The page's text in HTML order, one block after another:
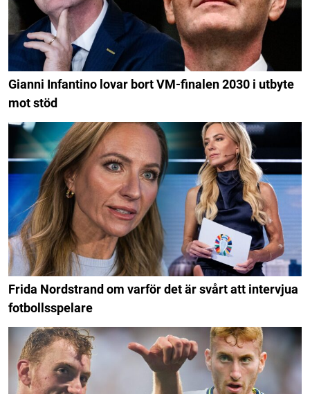
Gianni Infantino lovar bort VM-finalen 2030 i utbyte
mot stöd
Frida Nordstrand om varför det är svårt att intervjua
fotbollsspelare